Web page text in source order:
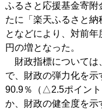
ふるさと応援基金寄附
たに「楽天ふるさと納
となどにより、対前
円の増となった。
財政指標については
で、財政の弾力化を
90.9％（△2.5ポイン
か、財政の健全度を示